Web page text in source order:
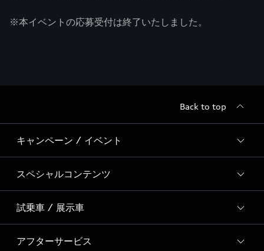
※本イベントの応募受付は終了いたしました。
Back to top
キャンペーン / イベント
全国統一イベント
ディーラー独自イベント
スペシャルコンテンツ
スペシャルコンテンツ一覧
Event Report
試乗車 / 展示車
試乗予約
アフターサービス